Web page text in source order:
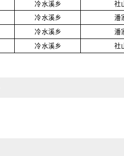
冷水溪乡
社
冷水溪乡 潘
冷水溪乡 潘
冷水溪乡 社